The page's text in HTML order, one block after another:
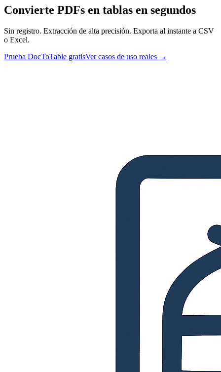
Convierte PDFs en tablas en segundos
Sin registro. Extracción de alta precisión. Exporta al instante a CSV
o Excel.
Prueba DocToTable gratisVer casos de uso reales →